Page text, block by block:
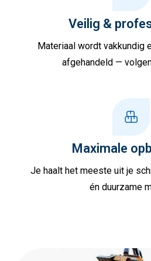
Veilig &
Materiaal wordt vakkundig
afgehandeld —
Maximale
Je haalt het meeste uit je
én duurzame